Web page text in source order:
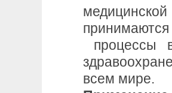
принимаются
процессы
всем мире.